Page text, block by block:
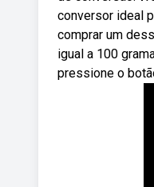
conversor ideal
comprar um
igual a 100
pressione o